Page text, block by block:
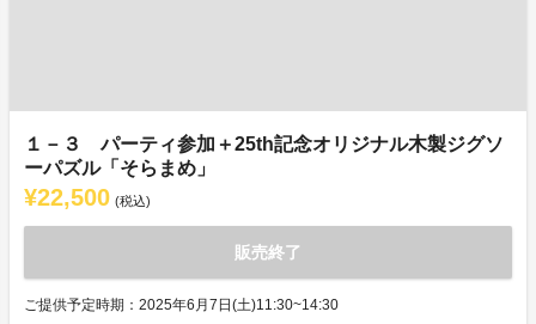
１－３ パーティ参加＋25th記念オリジナル木製ジグソ
ーパズル「そらまめ」
¥22,500 (税込)
販売終了
ご提供予定時期：2025年6月7日(土)11:30~14:30